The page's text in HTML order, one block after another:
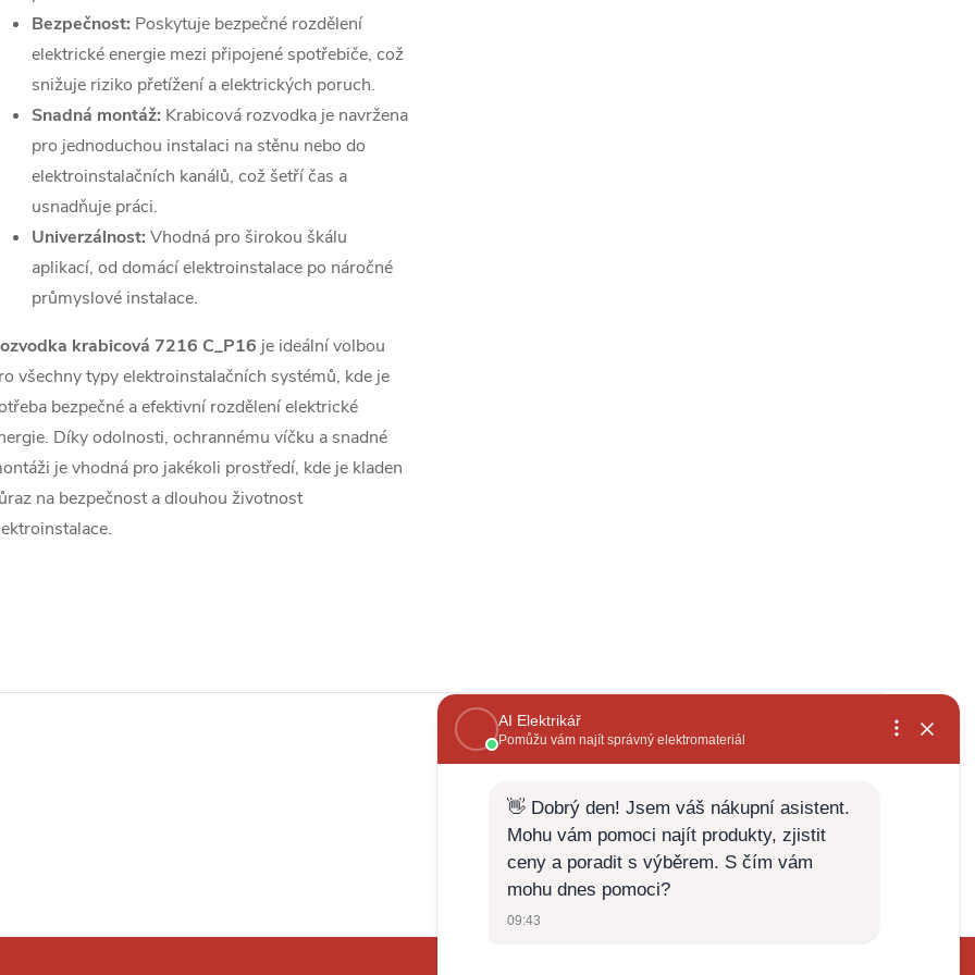
Bezpečnost: Poskytuje bezpečné rozdělení
elektrické energie mezi připojené spotřebiče, což
snižuje riziko přetížení a elektrických poruch.
Snadná montáž: Krabicová rozvodka je navržena
pro jednoduchou instalaci na stěnu nebo do
elektroinstalačních kanálů, což šetří čas a
usnadňuje práci.
Univerzálnost: Vhodná pro širokou škálu
aplikací, od domácí elektroinstalace po náročné
průmyslové instalace.
krabicová 7216 C_P16 je ideální volbou
všechny typy elektroinstalačních systémů, kde je
bezpečné a efektivní rozdělení elektrické
Díky odolnosti, ochrannému víčku a snadné
je vhodná pro jakékoli prostředí, kde je kladen
na bezpečnost a dlouhou životnost